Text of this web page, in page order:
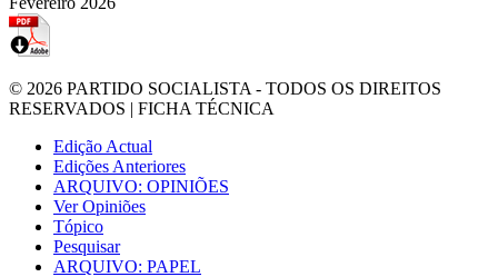
© 2026 PARTIDO SOCIALISTA - TODOS OS DIREITOS
RESERVADOS | FICHA TÉCNICA
Edição Actual
Edições Anteriores
ARQUIVO: OPINIÕES
Ver Opiniões
Tópico
Pesquisar
ARQUIVO: PAPEL